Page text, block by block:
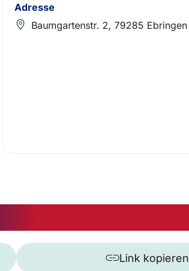
Adresse
Baumgartenstr. 2, 79285 Ebringen
Link kopieren